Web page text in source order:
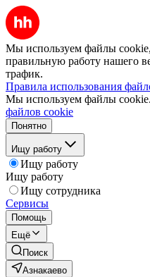
Мы используем файлы
правильную работу нашего
трафик.
Правила использования
Мы используем файлы cookie.
файлов cookie
Понятно
Ищу работу
Ищу работу
Ищу работу
Ищу сотрудника
Сервисы
Помощь
Ещё
Поиск
Азнакаево